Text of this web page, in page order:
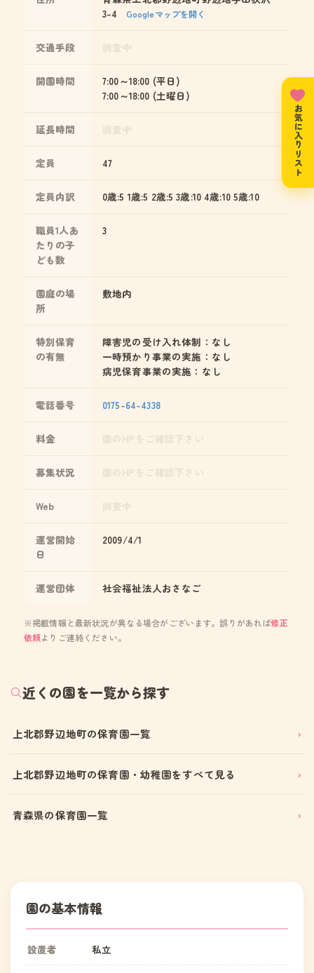
3-4
Googleマップを開く
交通手段
開園時間
7:00～18:00 (平日)
7:00～18:00 (土曜日)
延長時間
定員 47
定員内訳 0歳:5 1歳:5 2歳:5 3歳:10 4歳:10 5歳:10
職員1人あ
たりの子
ども数
3
園庭の場
所
敷地内
特別保育
の有無
障害児の受け入れ体制：なし
一時預かり事業の実施：なし
病児保育事業の実施：なし
電話番号 0175-64-4338
料金
募集状況
Web
運営開始
日
2009/4/1
運営団体 社会福祉法人おさなご
※掲載情報と最新状況が異なる場合がございます。誤りがあれば修正
依頼よりご連絡ください。
近くの園を一覧から探す
上北郡野辺地町の保育園一覧
上北郡野辺地町の保育園・幼稚園をすべて見る
青森県の保育園一覧
園の基本情報
設置者 私立
お気に入りリスト